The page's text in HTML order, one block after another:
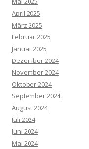
April 2025
März 2025
Februar 2025
Januar 2025
Dezember 2024
November 2024
Oktober 2024
September 2024
August 2024
Juli 2024
Juni 2024
Mai 2024